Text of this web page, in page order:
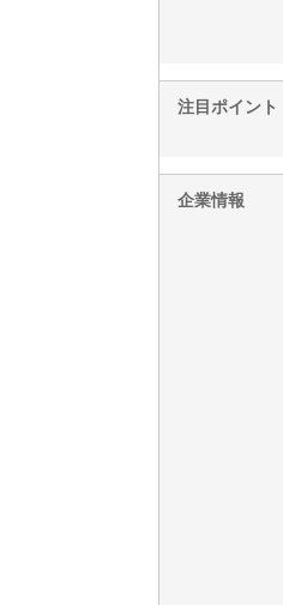
注目ポイント
企業情報